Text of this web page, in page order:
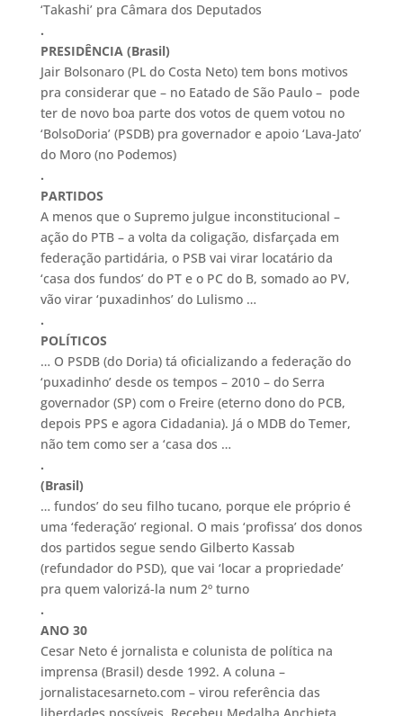
‘Takashi’ pra Câmara dos Deputados
.
PRESIDÊNCIA (Brasil)
Jair Bolsonaro (PL do Costa Neto) tem bons motivos
pra considerar que – no Eatado de São Paulo – pode
ter de novo boa parte dos votos de quem votou no
‘BolsoDoria’ (PSDB) pra governador e apoio ‘Lava-Jato’
do Moro (no Podemos)
.
PARTIDOS
A menos que o Supremo julgue inconstitucional –
ação do PTB – a volta da coligação, disfarçada em
federação partidária, o PSB vai virar locatário da
‘casa dos fundos’ do PT e o PC do B, somado ao PV,
vão virar ‘puxadinhos’ do Lulismo …
.
POLÍTICOS
… O PSDB (do Doria) tá oficializando a federação do
‘puxadinho’ desde os tempos – 2010 – do Serra
governador (SP) com o Freire (eterno dono do PCB,
depois PPS e agora Cidadania). Já o MDB do Temer,
não tem como ser a ‘casa dos …
.
(Brasil)
… fundos’ do seu filho tucano, porque ele próprio é
uma ‘federação’ regional. O mais ‘profissa’ dos donos
dos partidos segue sendo Gilberto Kassab
(refundador do PSD), que vai ‘locar a propriedade’
pra quem valorizá-la num 2º turno
.
ANO 30
Cesar Neto é jornalista e colunista de política na
imprensa (Brasil) desde 1992. A coluna –
jornalistacesarneto.com – virou referência das